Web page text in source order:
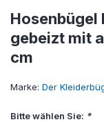
Hosenbügel
gebeizt mit
cm
Marke: Der
Bitte wählen Sie: *